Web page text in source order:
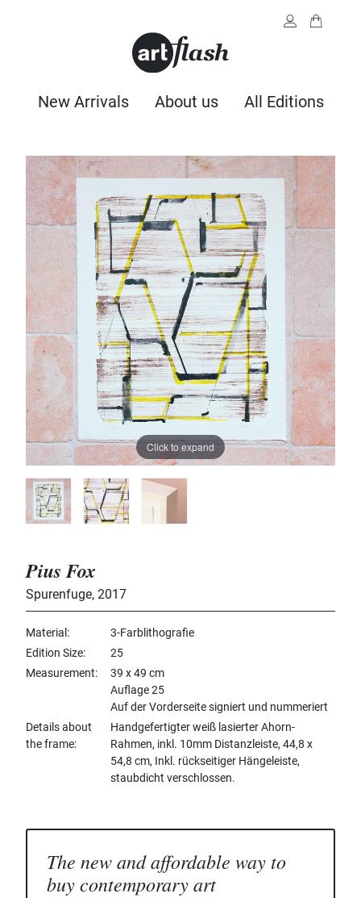
New Arrivals About us All Editions
Click to expand
Pius Fox
Spurenfuge, 2017
Material
3-Farblithografie
Edition Size
25
Measurement
39 x 49 cm
Auflage 25
Auf der Vorderseite signiert und nummeriert
Details about
the frame
Handgefertigter weiß lasierter Ahorn-
Rahmen, inkl. 10mm Distanzleiste, 44,8 x
54,8 cm, Inkl. rückseitiger Hängeleiste,
staubdicht verschlossen.
The new and affordable way to
buy contemporary art